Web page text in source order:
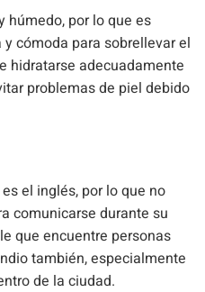
húmedo, por lo que es
cómoda para sobrellevar el
hidratarse adecuadamente
problemas de piel debido
el inglés, por lo que no
comunicarse durante su
que encuentre personas
también, especialmente
de la ciudad.